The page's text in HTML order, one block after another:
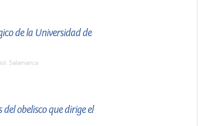
de la Universidad de
Salamanca
obelisco que dirige el